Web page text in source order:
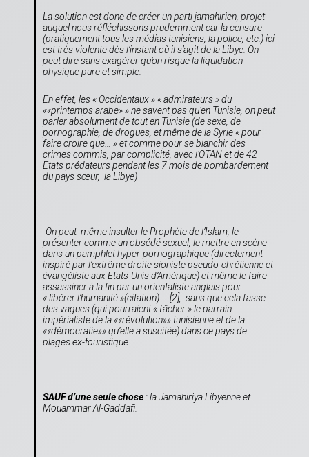
La solution est donc de créer un parti jamahirien, projet
auquel nous réfléchissons prudemment car la censure
(pratiquement tous les médias tunisiens, la police, etc.) ici
est très violente dès l’instant où il s’agit de la Libye. On
peut dire sans exagérer qu’on risque la liquidation
physique pure et simple.
En effet, les « Occidentaux » « admirateurs » du
««printemps arabe» » ne savent pas qu’en Tunisie, on peut
parler absolument de tout en Tunisie (de sexe, de
pornographie, de drogues, et même de la Syrie « pour
faire croire que… » et comme pour se blanchir des
crimes commis, par complicité, avec l’OTAN et de 42
Etats prédateurs pendant les 7 mois de bombardement
du pays sœur, la Libye)
-On peut même insulter le Prophète de l’Islam, le
présenter comme un obsédé sexuel, le mettre en scène
dans un pamphlet hyper-pornographique (directement
inspiré par l’extrême droite sioniste pseudo-chrétienne et
évangéliste aux Etats-Unis d’Amérique) et même le faire
assassiner à la fin par un orientaliste anglais pour
« libérer l’humanité »(citation)…. [2], sans que cela fasse
des vagues (qui pourraient « fâcher » le parrain
impérialiste de la ««révolution»» tunisienne et de la
««démocratie»» qu’elle a suscitée) dans ce pays de
plages ex-touristique…
SAUF d’une seule chose : la Jamahiriya Libyenne et
Mouammar Al-Gaddafi.